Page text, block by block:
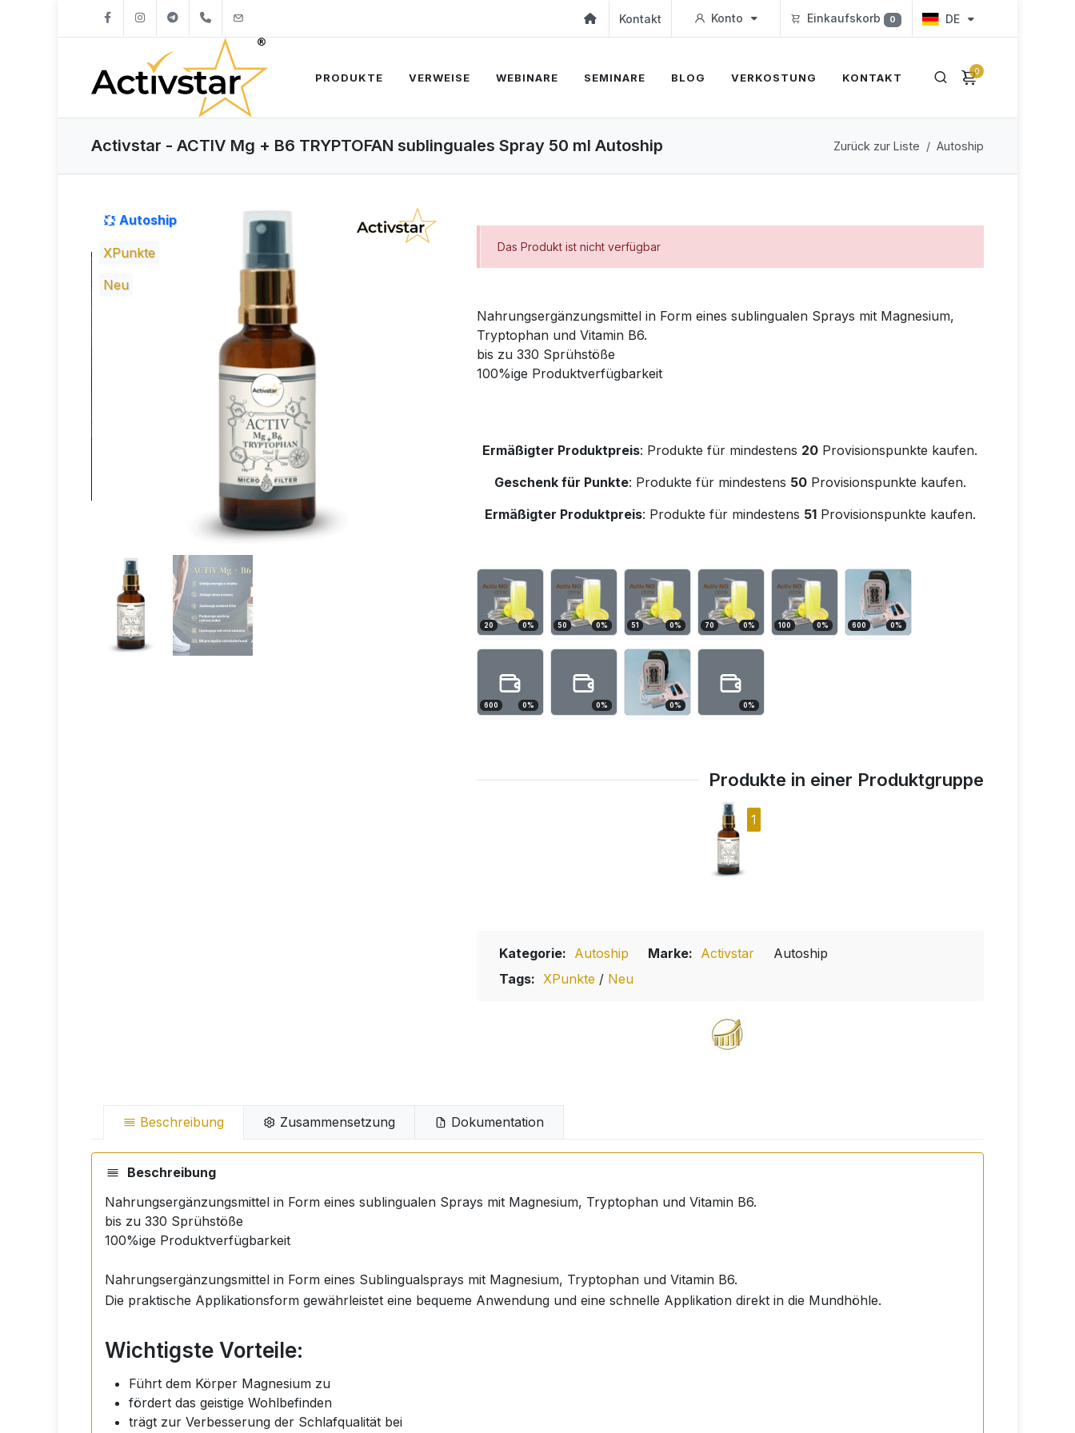
+421904262747 Kontakt Konto Einkaufskorb 0 DE
0
PRODUKTE VERWEISE WEBINARE SEMINARE BLOG VERKOSTUNG KONTAKT
Activstar - ACTIV Mg + B6 TRYPTOFAN sublinguales Spray 50 ml Autoship Zurück zur Liste Autoship
Autoship
XPunkte
Neu
Das Produkt ist nicht verfügbar
Nahrungsergänzungsmittel in Form eines sublingualen Sprays mit Magnesium,
Tryptophan und Vitamin B6.
bis zu 330 Sprühstöße
100%ige Produktverfügbarkeit
Ermäßigter Produktpreis: Produkte für mindestens 20 Provisionspunkte kaufen.
Geschenk für Punkte: Produkte für mindestens 50Provisionspunkte kaufen.
Ermäßigter Produktpreis: Produkte für mindestens 51Provisionspunkte kaufen.
20 0% 50 0% 51 0% 70 0% 100 0% 600 0%
600 0% 0% 0% 0%
Produkte in einer Produktgruppe
1
Kategorie: Autoship Marke: Activstar
Autoship
Tags: XPunkte / Neu
Beschreibung Zusammensetzung Dokumentation
Beschreibung
Nahrungsergänzungsmittel in Form eines sublingualen Sprays mit Magnesium, Tryptophan und Vitamin B6.
bis zu 330 Sprühstöße
100%ige Produktverfügbarkeit
Nahrungsergänzungsmittel in Form eines Sublingualsprays mit Magnesium, Tryptophan und Vitamin B6.
Die praktische Applikationsform gewährleistet eine bequeme Anwendung und eine schnelle Applikation direkt in die Mundhöhle.
Wichtigste Vorteile:
Führt dem Körper Magnesium zu
fördert das geistige Wohlbefinden
trägt zur Verbesserung der Schlafqualität bei